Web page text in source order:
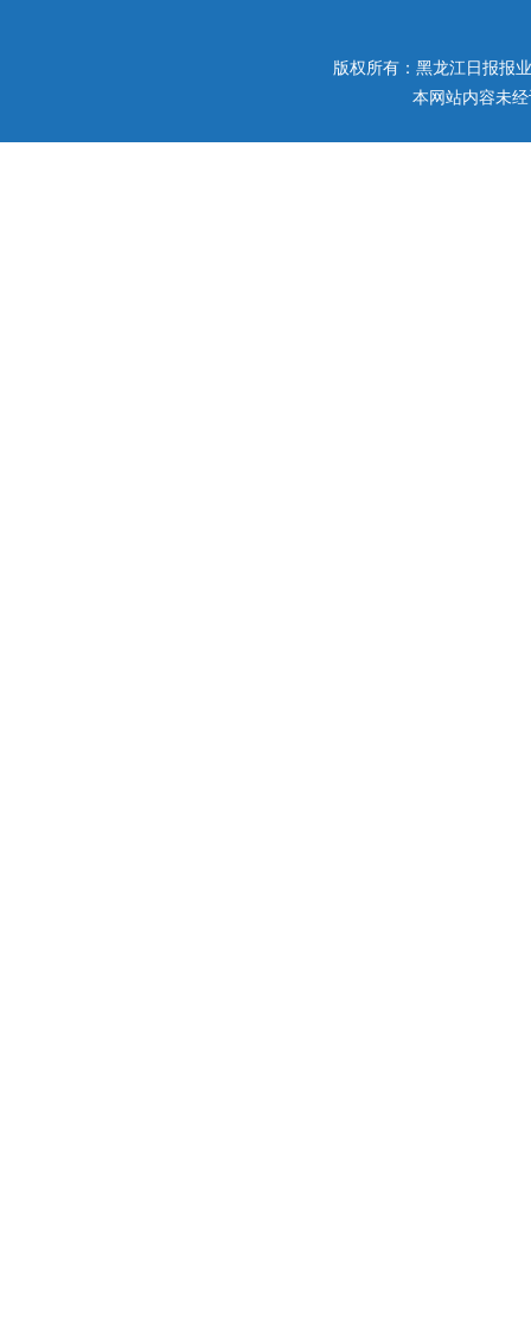
版权所有：黑龙江日报报
本网站内容未